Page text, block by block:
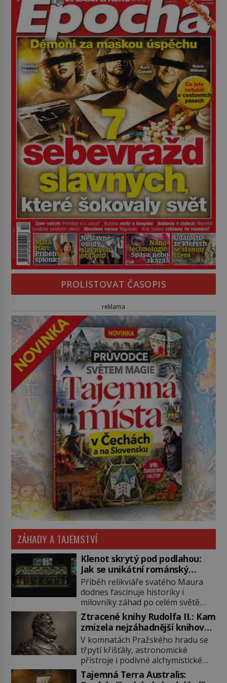
PROLISTOVAT ČASOPIS
reklama
ZÁHADY A TAJEMSTVÍ
Klenot skrytý pod podlahou:
Jak se unikátní románský
poklad dostal do zapadlého
Bečova?
Příběh relikviáře svatého Maura
dodnes fascinuje historiky i
milovníky záhad po celém světě.
Tato románská zlatnická památka
ze 13. století je po českých
korunovačních klenotech druhým
nejcennějším movitým majetkem v
České republice. Přestože byl
klenot v roce 1985 po dramatickém
pátrání kriminalistů úspěšně
Ztracené knihy Rudolfa II.: Kam
zmizela nejzáhadnější knihovna
Evropy?
V komnatách Pražského hradu se
třpytí křišťály, astronomické
přístroje i podivné alchymistické
rukopisy. Císař Rudolf II.
shromažďuje vše, co souvisí s
Tajemná Terra Australis: